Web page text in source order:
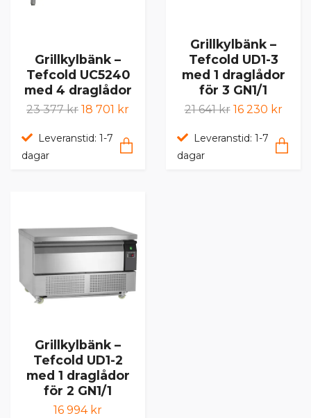
Grillkylbänk –
Tefcold UC5240
med 4 draglådor
23 377 kr 18 701 kr
Leveranstid: 1-7
dagar
Grillkylbänk –
Tefcold UD1-3
med 1 draglådor
för 3 GN1/1
21 641 kr 16 230 kr
Leveranstid: 1-7
dagar
Grillkylbänk –
Tefcold UD1-2
med 1 draglådor
för 2 GN1/1
16 994 kr